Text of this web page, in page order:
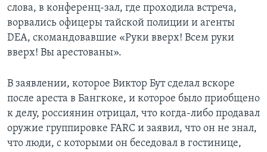
слова, в конференц-зал, где проходила встреча,
ворвались офицеры тайской полиции и агенты
DEA, скомандовавшие «Руки вверх! Всем руки
вверх! Вы арестованы».
В заявлении, которое Виктор Бут сделал вскоре
после ареста в Бангкоке, и которое было приобщено
к делу, россиянин отрицал, что когда-либо продавал
оружие группировке FARC и заявил, что он не знал,
что люди, с которыми он беседовал в гостинице,